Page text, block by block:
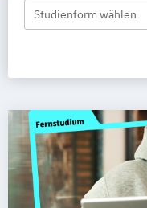
Studienform wählen